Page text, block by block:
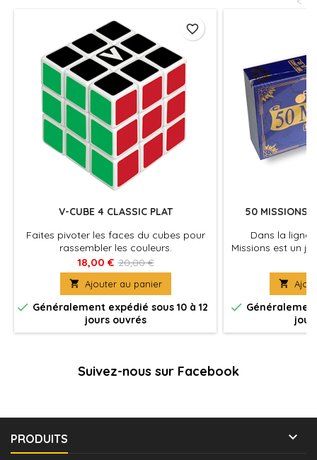
V-CUBE 4 CLASSIC PLAT
Faites pivoter les faces du cubes pour
rassembler les couleurs.
18,00 € 20,00 €
 Ajouter au panier
 Généralement expédié sous 10 à 12
jours ouvrés
favorite_border
50 MISSIONS -
Dans la
Missions est un
missions en


Suivez-nous sur Facebook
PRODUITS 